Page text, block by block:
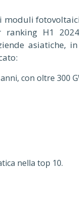
ranking H1
asiatiche,
con oltre 300
nella top 10.